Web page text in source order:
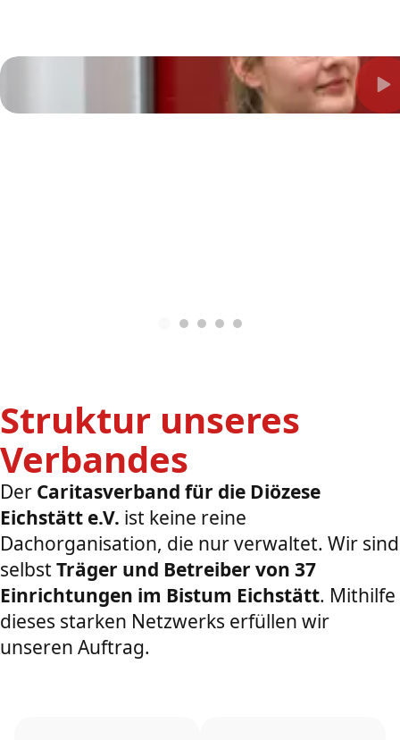
Struktur unseres
Verbandes
Der Caritasverband für die Diözese
Eichstätt e.V. ist keine reine
Dachorganisation, die nur verwaltet. Wir sind
selbstTräger und Betreiber von 37
Einrichtungen im Bistum Eichstätt. Mithilfe
dieses starken Netzwerks erfüllen wir
unseren Auftrag.